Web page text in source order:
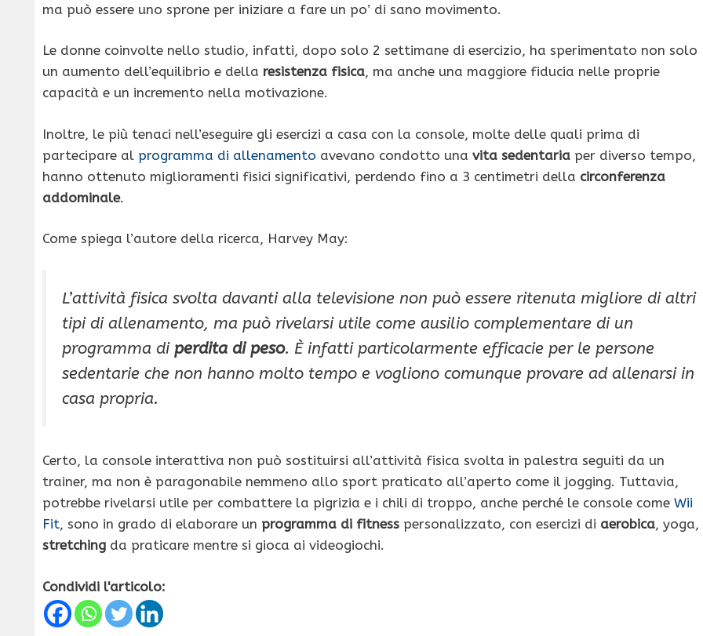
ma può essere uno sprone per iniziare a fare un po’ di sano movimento.
Le donne coinvolte nello studio, infatti, dopo solo 2 settimane di esercizio, ha sperimentato non solo
un aumento dell’equilibrio e della resistenza fisica, ma anche una maggiore fiducia nelle proprie
capacità e un incremento nella motivazione.
Inoltre, le più tenaci nell’eseguire gli esercizi a casa con la console, molte delle quali prima di
partecipare al programma di allenamento avevano condotto una vita sedentaria per diverso tempo,
hanno ottenuto miglioramenti fisici significativi, perdendo fino a 3 centimetri della circonferenza
addominale.
Come spiega l’autore della ricerca, Harvey May:
L’attività fisica svolta davanti alla televisione non può essere ritenuta migliore di altri
tipi di allenamento, ma può rivelarsi utile come ausilio complementare di un
programma di perdita di peso. È infatti particolarmente efficacie per le persone
sedentarie che non hanno molto tempo e vogliono comunque provare ad allenarsi in
casa propria.
Certo, la console interattiva non può sostituirsi all’attività fisica svolta in palestra seguiti da un
trainer, ma non è paragonabile nemmeno allo sport praticato all’aperto come il jogging. Tuttavia,
potrebbe rivelarsi utile per combattere la pigrizia e i chili di troppo, anche perché le console come Wii
Fit, sono in grado di elaborare un programma di fitness personalizzato, con esercizi di aerobica, yoga,
stretching da praticare mentre si gioca ai videogiochi.
Condividi l'articolo: